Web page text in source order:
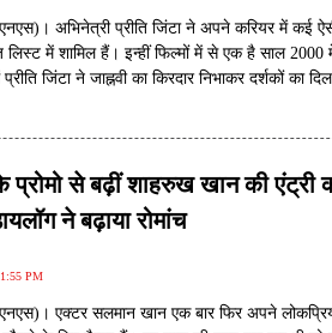
अभिनेत्री प्रीति जिंटा ने अपने करियर में कई
लिस्ट में शामिल हैं। इन्हीं फिल्मों में से एक है साल 2000
जिंटा ने जाह्नवी का किरदार निभाकर दर्शकों का
प्रोमो से बढ़ीं शाहरुख खान की
ने बढ़ाया रोमांच
PM
एक्टर सलमान खान एक बार फिर अपने